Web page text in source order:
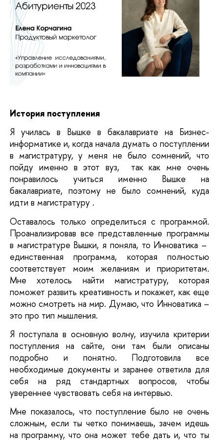
История поступления
Я училась в Вышке в бакалавриате на Бизнес-
информатике и, когда начала думать о поступлении
в магистратуру, у меня не было сомнений, что
пойду именно в этот вуз, так как мне очень
понравилось учиться именно Вышке на
бакалавриате, поэтому не было сомнений, куда
идти в магистратуру .
Оставалось только определиться с программой.
Проанализировав все представленные программы
в магистратуре Вышки, я поняла, то Инноватика –
единственная программа, которая полностью
соответствует моим желаниям и приоритетам.
Мне хотелось найти магистратуру, которая
поможет развить креативность и покажет, как еще
можно смотреть на мир. Думаю, что Инноватика –
это про тип мышления.
Я поступала в основную волну, изучила критерии
поступления на сайте, они там были описаны
подробно и понятно. Подготовила все
необходимые документы и заранее ответила для
себя на ряд стандартных вопросов, чтобы
увереннее чувствовать себя на интервью.
Мне показалось, что поступление было не очень
сложным, если ты четко понимаешь, зачем идешь
на программу, что она может тебе дать и, что ты